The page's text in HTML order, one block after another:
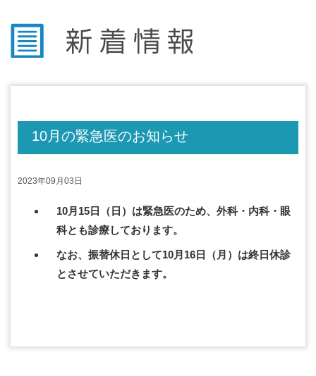
10月の緊急医のお知らせ
2023年09月03日
10月15日（日）は緊急医のため、外科・内科・眼
科とも診療しております。
なお、振替休日として10月16日（月）は終日休診
とさせていただきます。